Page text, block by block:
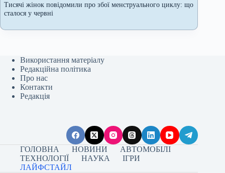
Тисячі жінок повідомили про збої менструального циклу: що
сталося у червні
Використання матеріалу
Редакційна політика
Про нас
Контакти
Редакція
ГОЛОВНА НОВИНИ
АВТОМОБІЛІ
ТЕХНОЛОГІЇ
НАУКА
ІГРИ
ЛАЙФСТАЙЛ